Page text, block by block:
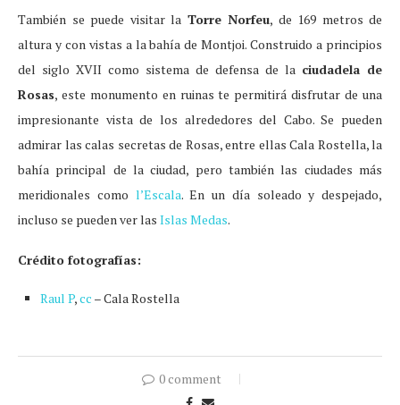
También se puede visitar la Torre Norfeu, de 169 metros de
altura y con vistas a la bahía de Montjoi. Construido a principios
del siglo XVII como sistema de defensa de la ciudadela de
Rosas, este monumento en ruinas te permitirá disfrutar de una
impresionante vista de los alrededores del Cabo. Se pueden
admirar las calas secretas de Rosas, entre ellas Cala Rostella, la
bahía principal de la ciudad, pero también las ciudades más
meridionales como l’Escala. En un día soleado y despejado,
incluso se pueden ver las Islas Medas.
Crédito fotografías:
Raul P,cc – Cala Rostella
0 comment